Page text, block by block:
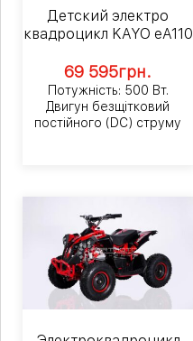
Детский электро
квадроцикл KAYO eA110
69 595грн.
Потужність: 500 Вт.
Двигун безщітковий
постійного (DC) струму